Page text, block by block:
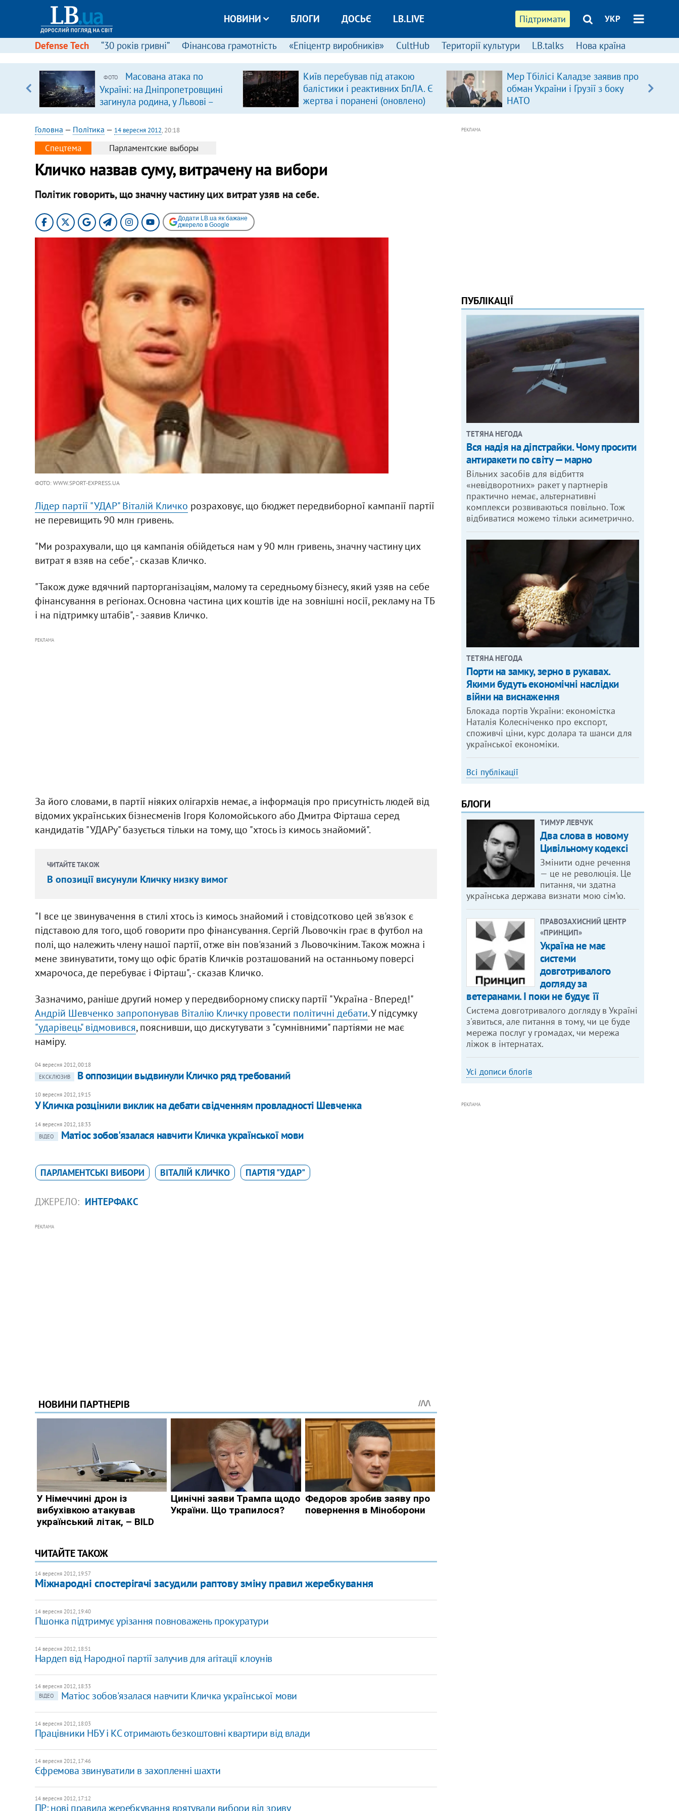
Підтримати УКР
НОВИНИ БЛОГИ ДОСЬЄ LB.LIVE
Defense Tech “30 років гривні” Фінансова грамотність «Епіцентр виробників» CultHub Території культури LB.talks Нова країна
ФОТО
Масована атака по
Україні: на Дніпропетровщині
загинула родина, у Львові –
удар по багатоповерхівках
(доповнюється)
Київ перебував під атакою
балістики і реактивних БпЛА. Є
жертва і поранені (оновлено)
Мер Тбілісі Каладзе заявив про
обман України і Грузії з боку
НАТО
Головна — Політика — 14 вересня 2012, 20:18
Спецтема Парламентские выборы
Кличко назвав суму, витрачену на вибори
Політик говорить, що значну частину цих витрат узяв на себе.
Додати LB.ua як бажане
джерело в Google
ФОТО: WWW.SPORT-EXPRESS.UA
Лідер партії "УДАР" Віталій Кличко розраховує, що бюджет передвиборної кампанії партії
не перевищить 90 млн гривень.
"Ми розрахували, що ця кампанія обійдеться нам у 90 млн гривень, значну частину цих
витрат я взяв на себе", - сказав Кличко.
"Також дуже вдячний парторганізаціям, малому та середньому бізнесу, який узяв на себе
фінансування в регіонах. Основна частина цих коштів іде на зовнішні носії, рекламу на ТБ
і на підтримку штабів", - заявив Кличко.
РЕКЛАМА
За його словами, в партії ніяких олігархів немає, а інформація про присутність людей від
відомих українських бізнесменів Ігоря Коломойського або Дмитра Фірташа серед
кандидатів "УДАРу" базується тільки на тому, що "хтось із кимось знайомий".
ЧИТАЙТЕ ТАКОЖ
В опозиції висунули Кличку низку вимог
"І все це звинувачення в стилі хтось із кимось знайомий і стовідсотково цей зв'язок є
підставою для того, щоб говорити про фінансування. Сергій Льовочкін грає в футбол на
полі, що належить члену нашої партії, отже він пов'язаний з Льовочкіним. Також можна і
мене звинуватити, тому що офіс братів Кличків розташований на останньому поверсі
хмарочоса, де перебуває і Фірташ", - сказав Кличко.
Зазначимо, раніше другий номер у передвиборному списку партії "Україна - Вперед!"
Андрій Шевченко запропонував Віталію Кличку провести політичні дебати. У підсумку
"ударівець" відмовився, пояснивши, що дискутувати з "сумнівними" партіями не має
наміру.
04 вересня 2012, 00:18
ЕКСКЛЮЗИВ
В оппозиции выдвинули Кличко ряд требований
10 вересня 2012, 19:15
У Кличка розцінили виклик на дебати свідченням провладності Шевченка
14 вересня 2012, 18:33
ВІДЕО
Матіос зобов'язалася навчити Кличка української мови
ПАРЛАМЕНТСЬКІ ВИБОРИ ВІТАЛІЙ КЛИЧКО ПАРТІЯ "УДАР"
ДЖЕРЕЛО: ИНТЕРФАКС
РЕКЛАМА
ЧИТАЙТЕ ТАКОЖ
14 вересня 2012, 19:57
Міжнародні спостерігачі засудили раптову зміну правил жеребкування
14 вересня 2012, 19:40
Пшонка підтримує урізання повноважень прокуратури
14 вересня 2012, 18:51
Нардеп від Народної партії залучив для агітації клоунів
14 вересня 2012, 18:33
ВІДЕО
Матіос зобов'язалася навчити Кличка української мови
14 вересня 2012, 18:03
Працівники НБУ і КС отримають безкоштовні квартири від влади
14 вересня 2012, 17:46
Єфремова звинуватили в захопленні шахти
14 вересня 2012, 17:12
ПР: нові правила жеребкування врятували вибори від зриву
РЕКЛАМА
ПУБЛІКАЦІЇ
ТЕТЯНА НЕГОДА
Вся надія на діпстрайки. Чому просити
антиракети по світу — марно
Вільних засобів для відбиття
«невідворотних» ракет у партнерів
практично немає, альтернативні
комплекси розвиваються повільно. Тож
відбиватися можемо тільки асиметрично.
ТЕТЯНА НЕГОДА
Порти на замку, зерно в рукавах.
Якими будуть економічні наслідки
війни на виснаження
Блокада портів України: економістка
Наталія Колесніченко про експорт,
споживчі ціни, курс долара та шанси для
української економіки.
Всі публікації
БЛОГИ
ТИМУР ЛЕВЧУК
Два слова в новому
Цивільному кодексі
Змінити одне речення
— це не революція. Це
питання, чи здатна
українська держава визнати мою сім’ю.
ПРАВОЗАХИСНИЙ ЦЕНТР
«ПРИНЦИП»
Україна не має
системи
довготривалого
догляду за
ветеранами. І поки не будує її
Система довготривалого догляду в Україні
з'явиться, але питання в тому, чи це буде
мережа послуг у громадах, чи мережа
ліжок в інтернатах.
Усі дописи блогів
РЕКЛАМА